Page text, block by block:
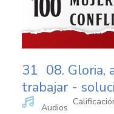
31 08. Gloria,
trabajar -
Audios